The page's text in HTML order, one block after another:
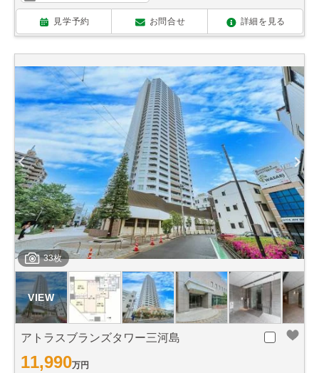
見学予約 お問合せ 詳細を見る
33枚
アトラスブランズタワー三河島
11,990万円